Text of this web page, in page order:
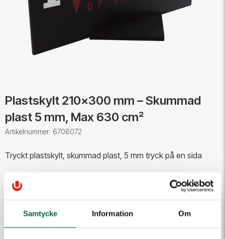
Samtycke Information Om
Plastskylt 210x300 mm – Skummad
plast 5 mm, Max 630 cm²
Artikelnummer: 6706072
Tryckt plastskylt, skummad plast, 5 mm tryck på en sida
PRODUKTEGENSKAPER